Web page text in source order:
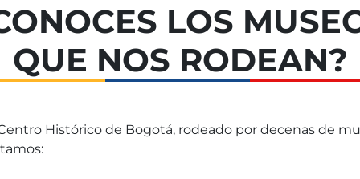
LOS
QUE NOS RODEAN?
Histórico de Bogotá, rodeado por decenas de